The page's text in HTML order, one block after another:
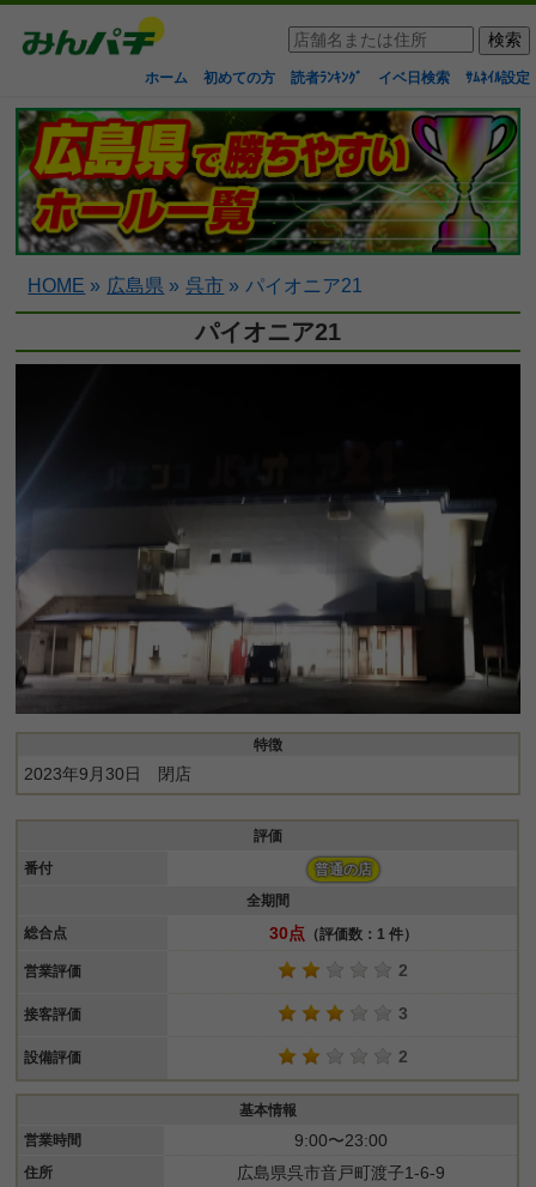
ホーム 初めての方 読者ﾗﾝｷﾝｸﾞ イベ日検索 ｻﾑﾈｲﾙ設定
HOME » 広島県 » 呉市 » パイオニア21
パイオニア21
特徴
2023年9月30日 閉店
評価
番付
普通の店
全期間
総合点
30点 （評価数：1 件）
営業評価 2
接客評価 3
設備評価 2
基本情報
営業時間
9:00〜23:00
住所 広島県呉市音戸町渡子1-6-9